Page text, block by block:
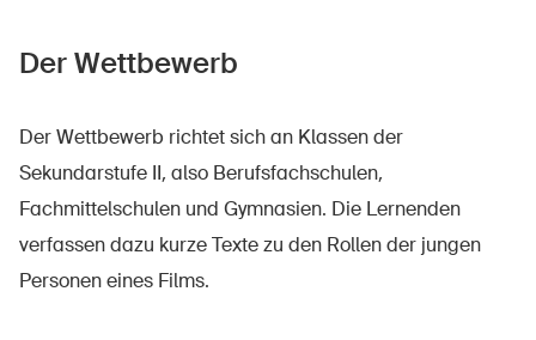
Offene Stellen
Bestellen & herunterladen
Sichere Produkte
Der Wettbewerb
Der Wettbewerb richtet sich an Klassen der
Sekundarstufe II, also Berufsfachschulen,
Fachmittelschulen und Gymnasien. Die Lernenden
verfassen dazu kurze Texte zu den Rollen der jungen
Personen eines Films.